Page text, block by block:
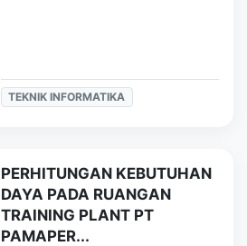
TEKNIK INFORMATIKA
PERHITUNGAN KEBUTUHAN
DAYA PADA RUANGAN
TRAINING PLANT PT
PAMAPER...